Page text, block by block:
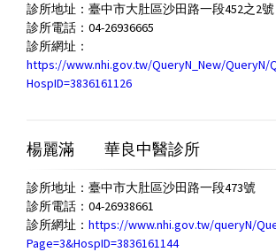
診所地址：臺中市大肚區沙田路一段452之2號
診所電話：04-26936665
診所網址：
https://www.nhi.gov.tw/QueryN_New/QueryN/
HospID=3836161126
楊麗滿 華良中醫診所
診所地址：臺中市大肚區沙田路一段473號
診所電話：04-26938661
診所網址： https://www.nhi.gov.tw/queryN/
Page=3&HospID=3836161144